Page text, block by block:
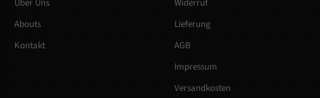
Über Uns
Abouts
Kontakt
Widerruf
Lieferung
AGB
Impressum
Versandkosten